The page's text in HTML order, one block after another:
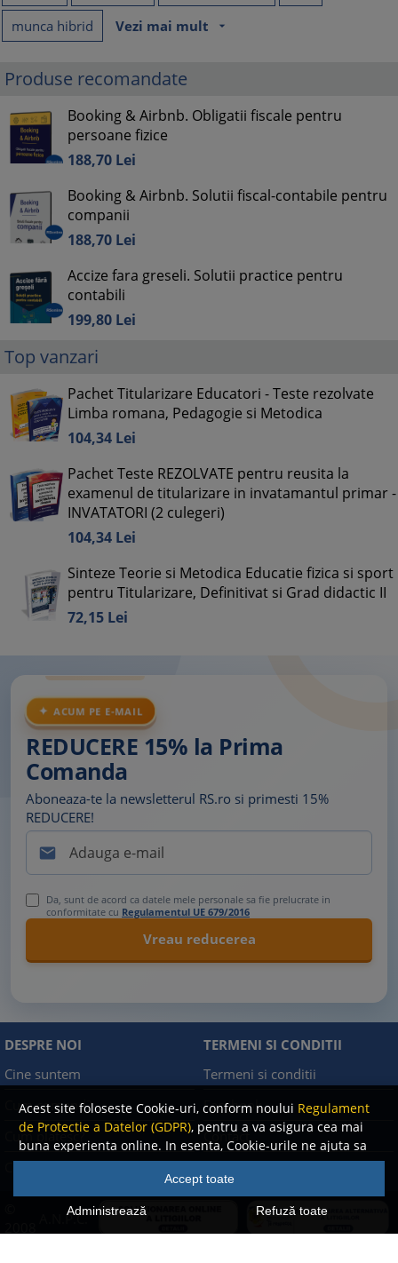
Acest site foloseste Cookie-uri, conform noului Regulament
de Protectie a Datelor (GDPR), pentru a va asigura cea mai
buna experienta online. In esenta, Cookie-urile ne ajuta sa
imbunatatim continutul de pe site, oferindu-va dvs.,
cititorul, o experienta online personalizata si mult mai
rapida. Ele sunt folosite doar de site-ul nostru si partenerii
nostri de incredere. Click
pentru detalii despre politica
de Cookie-uri.
Accept toate
Administrează Refuză toate
munca hibrid
Vezi mai mult arrow_drop_down
Produse recomandate
Booking & Airbnb. Obligatii fiscale pentru
persoane fizice
188,70 Lei
Booking & Airbnb. Solutii fiscal-contabile pentru
companii
188,70 Lei
Accize fara greseli. Solutii practice pentru
contabili
199,80 Lei
Top vanzari
Pachet Titularizare Educatori - Teste rezolvate
Limba romana, Pedagogie si Metodica
104,34 Lei
Pachet Teste REZOLVATE pentru reusita la
examenul de titularizare in invatamantul primar -
INVATATORI (2 culegeri)
104,34 Lei
Sinteze Teorie si Metodica Educatie fizica si sport
pentru Titularizare, Definitivat si Grad didactic II
72,15 Lei
ACUM PE E-MAIL
REDUCERE 15% la Prima
Comanda
Aboneaza-te la newsletterul RS.ro si primesti 15%
REDUCERE!

Da, sunt de acord ca datele mele personale sa fie prelucrate in
conformitate cu Regulamentul UE 679/2016
DESPRE NOI
Cine suntem
Cum comand?
Cum platesc?
TERMENI SI CONDITII
Termeni si conditii
Facebook
Contact
A.N.P.C.